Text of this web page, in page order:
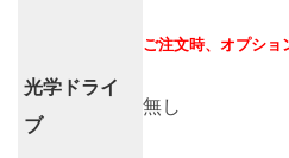
ご注文時、オプショ
光学ドライ
ブ
無し